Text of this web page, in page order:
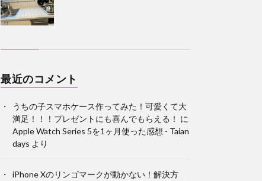
最近のコメント
うちの子スマホケース作ってみた！可愛くて大
満足！！！プレゼントにも喜んでもらえる！ に
Apple Watch Series 5を1ヶ月使った感想 - Taian
days より
iPhone Xのリンゴマークが動かない！解決方